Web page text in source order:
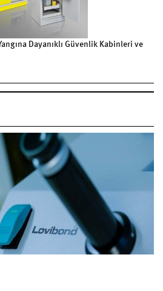
Dayanıklı Güvenlik Kabinleri ve